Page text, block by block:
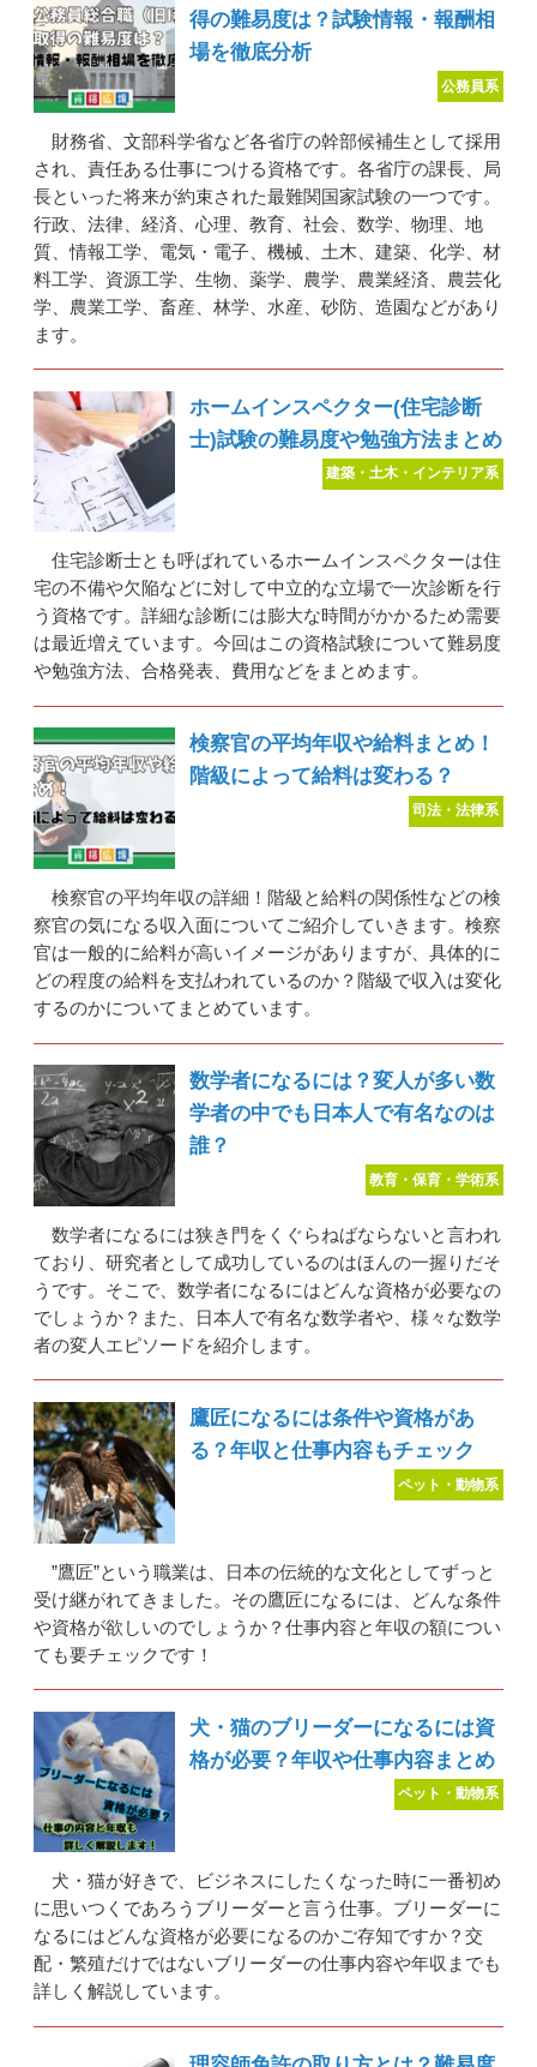
得の難易度は？試験情報・報酬相
場を徹底分析
公務員系
財務省、文部科学省など各省庁の幹部候補生として採用
され、責任ある仕事につける資格です。各省庁の課長、局
長といった将来が約束された最難関国家試験の一つです。
行政、法律、経済、心理、教育、社会、数学、物理、地
質、情報工学、電気・電子、機械、土木、建築、化学、材
料工学、資源工学、生物、薬学、農学、農業経済、農芸化
学、農業工学、畜産、林学、水産、砂防、造園などがあり
ます。
ホームインスペクター(住宅診断
士)試験の難易度や勉強方法まとめ
建築・土木・インテリア系
住宅診断士とも呼ばれているホームインスペクターは住
宅の不備や欠陥などに対して中立的な立場で一次診断を行
う資格です。詳細な診断には膨大な時間がかかるため需要
は最近増えています。今回はこの資格試験について難易度
や勉強方法、合格発表、費用などをまとめます。
検察官の平均年収や給料まとめ！
階級によって給料は変わる？
司法・法律系
検察官の平均年収の詳細！階級と給料の関係性などの検
察官の気になる収入面についてご紹介していきます。検察
官は一般的に給料が高いイメージがありますが、具体的に
どの程度の給料を支払われているのか？階級で収入は変化
するのかについてまとめています。
数学者になるには？変人が多い数
学者の中でも日本人で有名なのは
誰？
教育・保育・学術系
数学者になるには狭き門をくぐらねばならないと言われ
ており、研究者として成功しているのはほんの一握りだそ
うです。そこで、数学者になるにはどんな資格が必要なの
でしょうか？また、日本人で有名な数学者や、様々な数学
者の変人エピソードを紹介します。
鷹匠になるには条件や資格があ
る？年収と仕事内容もチェック
ペット・動物系
”鷹匠”という職業は、日本の伝統的な文化としてずっと
受け継がれてきました。その鷹匠になるには、どんな条件
や資格が欲しいのでしょうか？仕事内容と年収の額につい
ても要チェックです！
犬・猫のブリーダーになるには資
格が必要？年収や仕事内容まとめ
ペット・動物系
犬・猫が好きで、ビジネスにしたくなった時に一番初め
に思いつくであろうブリーダーと言う仕事。ブリーダーに
なるにはどんな資格が必要になるのかご存知ですか？交
配・繁殖だけではないブリーダーの仕事内容や年収までも
詳しく解説しています。